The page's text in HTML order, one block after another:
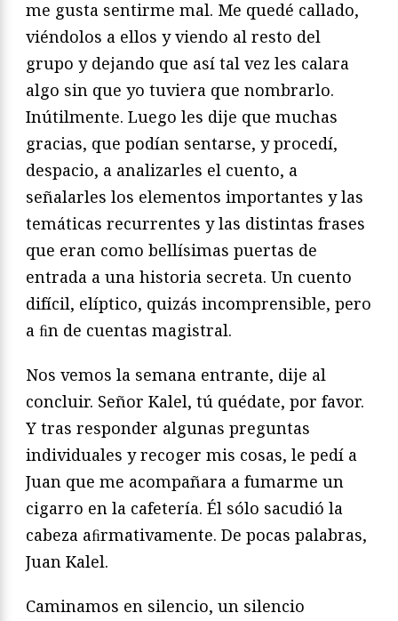
me gusta sentirme mal. Me quedé callado,
viéndolos a ellos y viendo al resto del
grupo y dejando que así tal vez les calara
algo sin que yo tuviera que nombrarlo.
Inútilmente. Luego les dije que muchas
gracias, que podían sentarse, y procedí,
despacio, a analizarles el cuento, a
señalarles los elementos importantes y las
temáticas recurrentes y las distintas frases
que eran como bellísimas puertas de
entrada a una historia secreta. Un cuento
difícil, elíptico, quizás incomprensible, pero
a ﬁn de cuentas magistral.
Nos vemos la semana entrante, dije al
concluir. Señor Kalel, tú quédate, por favor.
Y tras responder algunas preguntas
individuales y recoger mis cosas, le pedí a
Juan que me acompañara a fumarme un
cigarro en la cafetería. Él sólo sacudió la
cabeza aﬁrmativamente. De pocas palabras,
Juan Kalel.
Caminamos en silencio, un silencio